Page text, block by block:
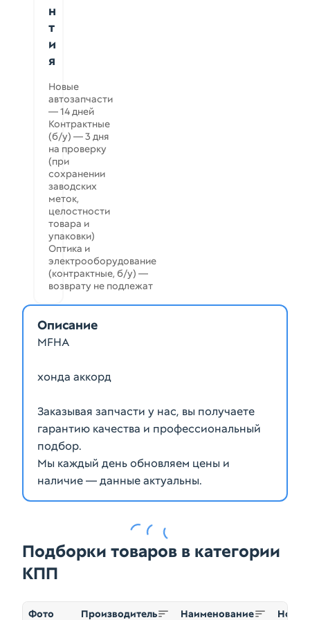
н
т
и
я
Новые
автозапчасти
— 14 дней
Контрактные
(б/у) — 3 дня
на проверку
(при
сохранении
заводских
меток,
целостности
товара и
упаковки)
Оптика и
электрооборудование
(контрактные, б/у) —
возврату не подлежат
Описание
MFHA
хонда аккорд
Заказывая запчасти у нас, вы получаете
гарантию качества и профессиональный
подбор.
Мы каждый день обновляем цены и
наличие — данные актуальны.
Подборки товаров в категории
КПП
Фото Производитель Наименование Номер